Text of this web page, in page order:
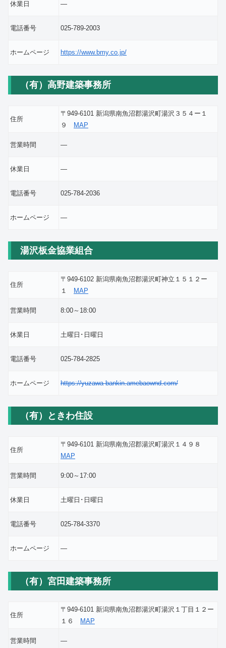
休業日 ―
電話番号 025-789-2003
ホームページ https://www.bmy.co.jp/
（有）高野建築事務所
住所
〒949-6101 新潟県南魚沼郡湯沢町湯沢３５４ー１
９
MAP
営業時間 ―
休業日 ―
電話番号 025-784-2036
ホームページ ―
湯沢板金協業組合
住所
〒949-6102 新潟県南魚沼郡湯沢町神立１５１２ー
１ MAP
営業時間 8:00～18:00
休業日 土曜日･日曜日
電話番号 025-784-2825
ホームページ https://yuzawa-bankin.amebaownd.com/
（有）ときわ住設
住所
〒949-6101 新潟県南魚沼郡湯沢町湯沢１４９８
MAP
営業時間 9:00～17:00
休業日 土曜日･日曜日
電話番号 025-784-3370
ホームページ ―
（有）宮田建築事務所
住所
〒949-6101 新潟県南魚沼郡湯沢町湯沢１丁目１２ー
１６
MAP
営業時間 ―